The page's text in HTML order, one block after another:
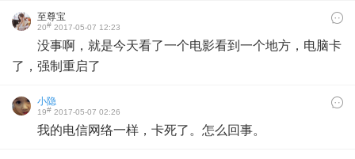
至尊宝
20# 2017-05-07 12:23
没事啊，就是今天看了一个电影看到一个地方，电脑卡
了，强制重启了
小隐
19# 2017-05-07 02:26
我的电信网络一样，卡死了。怎么回事。